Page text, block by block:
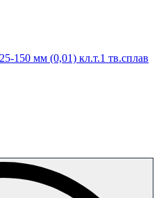
150 мм (0,01) кл.т.1 тв.сплав